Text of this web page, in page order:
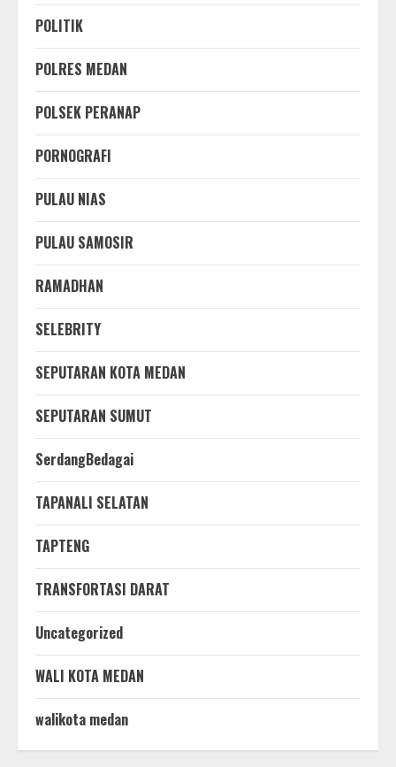
POLITIK
POLRES MEDAN
POLSEK PERANAP
PORNOGRAFI
PULAU NIAS
PULAU SAMOSIR
RAMADHAN
SELEBRITY
SEPUTARAN KOTA MEDAN
SEPUTARAN SUMUT
SerdangBedagai
TAPANALI SELATAN
TAPTENG
TRANSFORTASI DARAT
Uncategorized
WALI KOTA MEDAN
walikota medan